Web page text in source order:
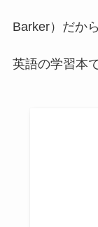
Barker）だか
英語の学習本で